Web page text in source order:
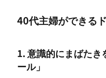
40代主婦ができる
1. 意識的にまばた
ール」